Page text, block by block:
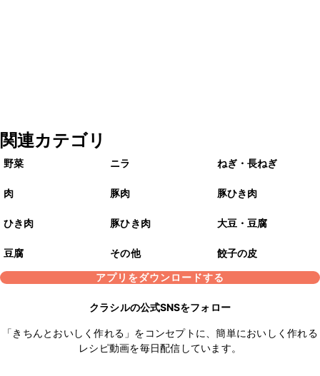
関連カテゴリ
野菜 ニラ ねぎ・長ねぎ
肉 豚肉 豚ひき肉
ひき肉 豚ひき肉 大豆・豆腐
豆腐 その他
餃子の皮
アプリをダウンロードする
クラシルの公式SNSをフォロー
「きちんとおいしく作れる」をコンセプトに、簡単においしく作れる
レシピ動画を毎日配信しています。